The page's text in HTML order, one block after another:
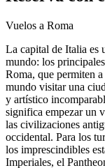
Vuelos a Roma
La capital de Italia es
mundo: los
Roma, que permiten
mundo visitar una
y artístico
significa empezar un
las civilizaciones
occidental. Para los
los imprescindibles
Imperiales, el